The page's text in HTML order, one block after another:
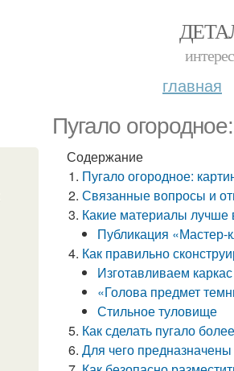
главная
Пугало
Содержание
Пугало огородное:
Связанные вопросы и
Какие материалы лучше
Публикация «Мастер-
Как правильно
Изготавливаем каркас
«Голова предмет
Стильное туловище
Как сделать пугало
Для чего